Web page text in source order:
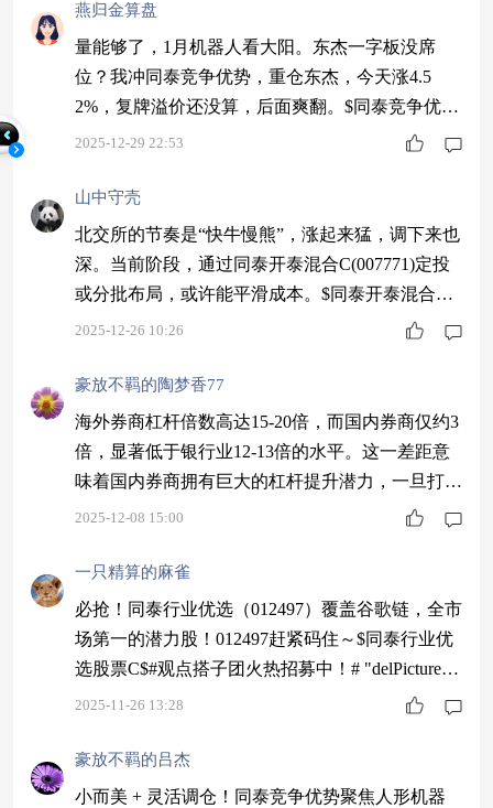
燕归金算盘
量能够了，1月机器人看大阳。东杰一字板没席
位？我冲同泰竞争优势，重仓东杰，今天涨4.5
2%，复牌溢价还没算，后面爽翻。$同泰竞争优势
混合C$ #2025年 你的投资战绩如何？#
2025-12-29 22:53
山中守壳
北交所的节奏是“快牛慢熊”，涨起来猛，调下来也
深。当前阶段，通过同泰开泰混合C(007771)定投
或分批布局，或许能平滑成本。$同泰开泰混合C$
#碳酸锂期价突破13万元！如何布局？#
2025-12-26 10:26
豪放不羁的陶梦香77
海外券商杠杆倍数高达15-20倍，而国内券商仅约3
倍，显著低于银行业12-13倍的水平。这一差距意
味着国内券商拥有巨大的杠杆提升潜力，一旦打
开，业绩与估值弹性将十分可观。为此，我决定加
资港股及A股龙头券商的主动管理基金。$同泰金
融精选股票C$ #心仪的超额收益基#
2025-12-08 15:00
一只精算的麻雀
必抢！同泰行业优选（012497）覆盖谷歌链，全市
场第一的潜力股！012497赶紧码住～$同泰行业优
选股票C$#观点搭子团火热招募中！# "delPicture(e
vent)"/>"event.stopPropagation();event.preventDefault
2025-11-26 13:28
豪放不羁的吕杰
小而美 + 灵活调仓！同泰竞争优势聚焦人形机器